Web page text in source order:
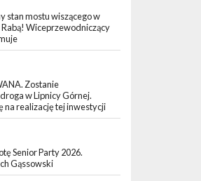
stan mostu wiszącego w
Wiceprzewodniczący
Zostanie
w Lipnicy Górnej.
na realizację tej inwestycji
Senior Party 2026.
Gąssowski